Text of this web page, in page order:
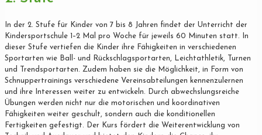
In der 2. Stufe für Kinder von 7 bis 8 Jahren findet der Unterricht der
Kindersportschule 1–2 Mal pro Woche für jeweils 60 Minuten statt. In
dieser Stufe vertiefen die Kinder ihre Fähigkeiten in verschiedenen
Sportarten wie Ball- und Rückschlagsportarten, Leichtathletik, Turnen
und Trendsportarten. Zudem haben sie die Möglichkeit, in Form von
Schnuppertrainings verschiedene Vereinsabteilungen kennenzulernen
und ihre Interessen weiter zu entwickeln. Durch abwechslungsreiche
Übungen werden nicht nur die motorischen und koordinativen
Fähigkeiten weiter geschult, sondern auch die konditionellen
Fertigkeiten gefestigt. Der Kurs fördert die Weiterentwicklung von